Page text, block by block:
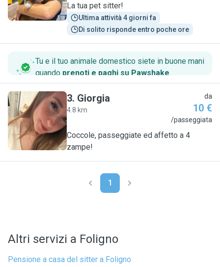
La tua pet sitter!
Ultima attività 4 giorni fa
Di solito risponde entro poche ore
Tu e il tuo animale domestico siete in buone mani
quando prenoti e paghi su Pawshake.
G
3. Giorgia
4.8 km
da
10 €
/passeggiata
Coccole, passeggiate ed affetto a 4
zampe!
1
Altri servizi a Foligno
Pensione a casa del sitter a Foligno